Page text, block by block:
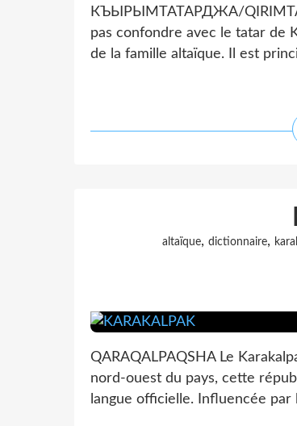
КЪЫРЫМТАТАРДЖА/
pas confondre avec le tatar de
de la famille altaïque. Il est
altaïque, dictionnaire,
QARAQALPAQSHA Le
nord-ouest du pays, cette
langue officielle. Influencée